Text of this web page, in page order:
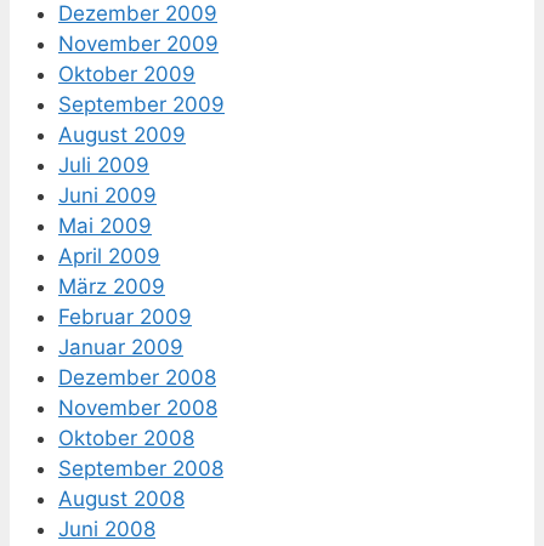
Dezember 2009
November 2009
Oktober 2009
September 2009
August 2009
Juli 2009
Juni 2009
Mai 2009
April 2009
März 2009
Februar 2009
Januar 2009
Dezember 2008
November 2008
Oktober 2008
September 2008
August 2008
Juni 2008